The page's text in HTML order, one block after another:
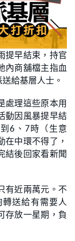
提早結束，持官
內商舖檔主指血
給基層人士。
處理這些原本用
動因風暴提早結
6、7時（生意
中環不得了，
結後回家看新聞
有近兩萬元。不
送給有需要人
存放一星期，負